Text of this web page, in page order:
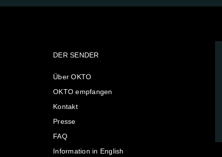
DER SENDER
Über OKTO
OKTO empfangen
Kontakt
Presse
FAQ
Information in English